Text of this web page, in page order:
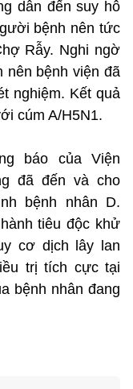
dẫn đến suy hô
bệnh nên tức
Rẫy. Nghi ngờ
nên bệnh viện đã
nghiệm. Kết quả
cúm A/H5N1.
báo của Viện
đã đến và cho
bệnh nhân D.
tiêu độc khử
cơ dịch lây lan
trị tích cực tại
bệnh nhân đang